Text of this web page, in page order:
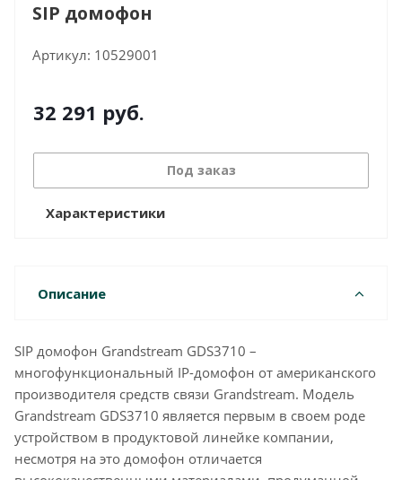
SIP домофон
Артикул: 10529001
32 291 руб.
Под заказ
Характеристики
Описание
SIP домофон Grandstream GDS3710 –
многофункциональный IP-домофон от американского
производителя средств связи Grandstream. Модель
Grandstream GDS3710 является первым в своем роде
устройством в продуктовой линейке компании,
несмотря на это домофон отличается